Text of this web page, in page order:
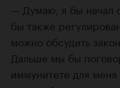
Думаю, я бы начал
бы также
можно обсудить
Дальше мы бы
иммунитете для